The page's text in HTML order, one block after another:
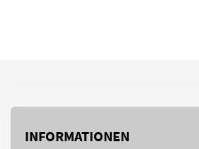
INFORMATIONEN